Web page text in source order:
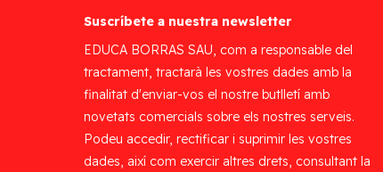
Suscríbete a nuestra newsletter
EDUCA BORRAS SAU, com a responsable del
tractament, tractarà les vostres dades amb la
finalitat d'enviar-vos el nostre butlletí amb
novetats comercials sobre els nostres serveis.
Podeu accedir, rectificar i suprimir les vostres
dades, així com exercir altres drets, consultant la